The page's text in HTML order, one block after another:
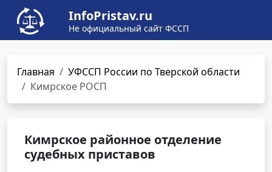
InfoPristav.ru
Не официальный сайт ФССП
Главная
УФССП России по Тверской области
Кимрское РОСП
Кимрское районное отделение
судебных приставов